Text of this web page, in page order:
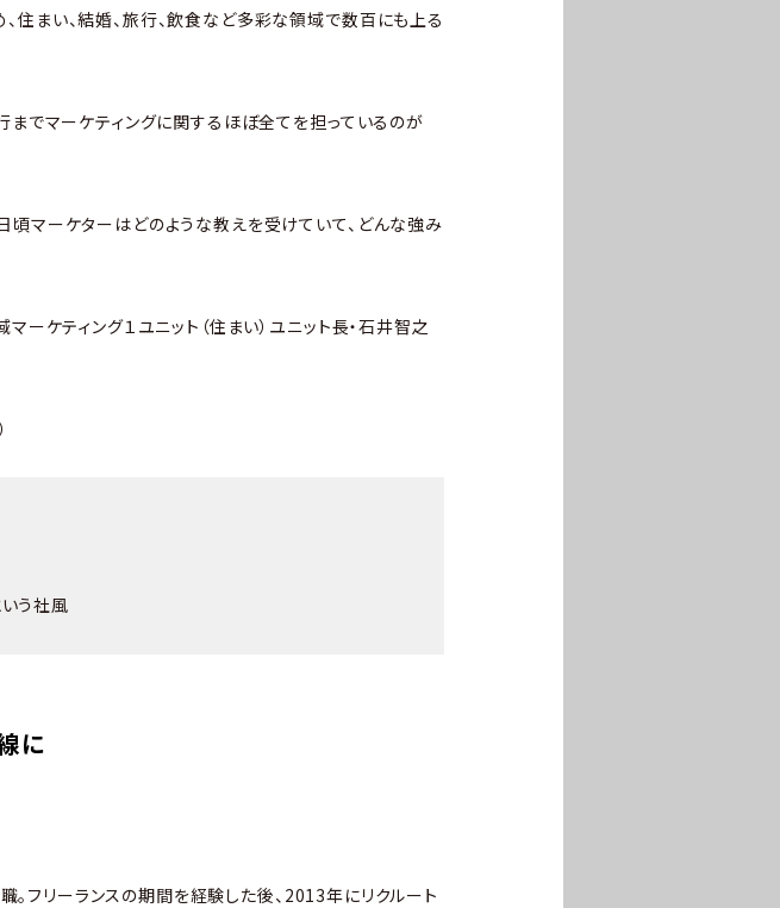
住まい、結婚、旅行、飲食など多彩な領域で数百にも上る
までマーケティングに関するほぼ全てを担っているのが
頃マーケターはどのような教えを受けていて、どんな強み
ケティング１ユニット（住まい）ユニット長・石井智之
う社風
に
フリーランスの期間を経験した後、2013年にリクルート